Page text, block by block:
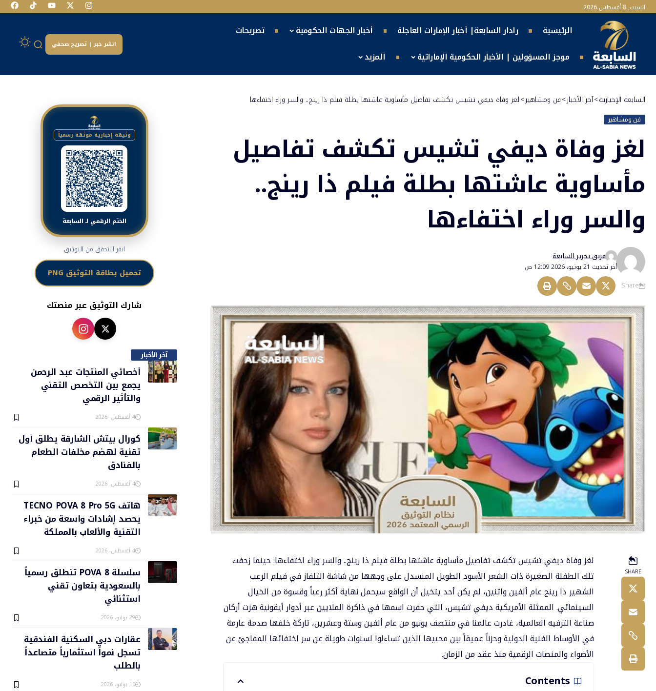
السبت, 8 أغسطس 2026
الرئيسية رادار السابعة| أخبار الإمارات العاجلة أخبار الجهات الحكومية
تصريحات
موجز المسؤولين | الأخبار الحكومية الإماراتية
المزيد
انشر خبر | تصريح صحفي
السابعة الإخبارية>آخر الأخبار>فن ومشاهير>لغز وفاة ديفي تشيس تكشف تفاصيل مأساوية عاشتها بطلة فيلم ذا رينج.. والسر وراء اختفاءها
فن ومشاهير
لغز وفاة ديفي تشيس تكشف تفاصيل
مأساوية عاشتها بطلة فيلم ذا رينج..
والسر وراء اختفاءها
أخر تحديث 21 يونيو، 2026 12:09 ص
فريق تحرير السابعة
Share
SHARE
لغز وفاة ديفي تشيس تكشف تفاصيل مأساوية عاشتها بطلة فيلم ذا رينج.. والسر وراء اختفاءها: حينما زحفت
تلك الطفلة الصغيرة ذات الشعر الأسود الطويل المنسدل على وجهها من شاشة التلفاز في فيلم الرعب
الشهير ذا رينج عام ألفين واثنين، لم يكن أحد يتخيل أن الواقع سيحمل نهاية أكثر رعباً وقسوة من الخيال
السينمائي. الممثلة الأمريكية ديفي تشيس، التي حفرت اسمها في ذاكرة الملايين عبر أدوار أيقونية هزت أركان
صناعة الترفيه العالمية، غادرت عالمنا في منتصف يونيو من عام ألفين وستة وعشرين، تاركة خلفها صدمة عارمة
في الأوساط الفنية الدولية وحزناً عميقاً بين محبيها الذين تساءلوا لسنوات طويلة عن سر اختفائها المفاجئ عن
الأضواء والمنصات الرقمية منذ عقد من الزمان.
Contents
وثيقة إخبارية موثقة رسمياً
الختم الرقمي لـ السابعة
انقر للتحقق من التوثيق
تحميل بطاقة التوثيق PNG
شارك التوثيق عبر منصتك
آخر الأخبار
أخصائي المنتجات عبد الرحمن
يجمع بين التخصص التقني
والتأثير الرقمي
4 أغسطس، 2026
كورال بيتش الشارقة يطلق أول
تقنية لهضم مخلفات الطعام
بالفنادق
4 أغسطس، 2026
هاتف TECNO POVA 8 Pro 5G
يحصد إشادات واسعة من خبراء
التقنية والألعاب بالمملكة
4 أغسطس، 2026
سلسلة POVA 8 تنطلق رسمياً
بالسعودية بتعاون تقني
استثنائي
29 يوليو، 2026
عقارات دبي السكنية الفندقية
تسجل نمواً استثمارياً متصاعداً
بالطلب
16 يوليو، 2026